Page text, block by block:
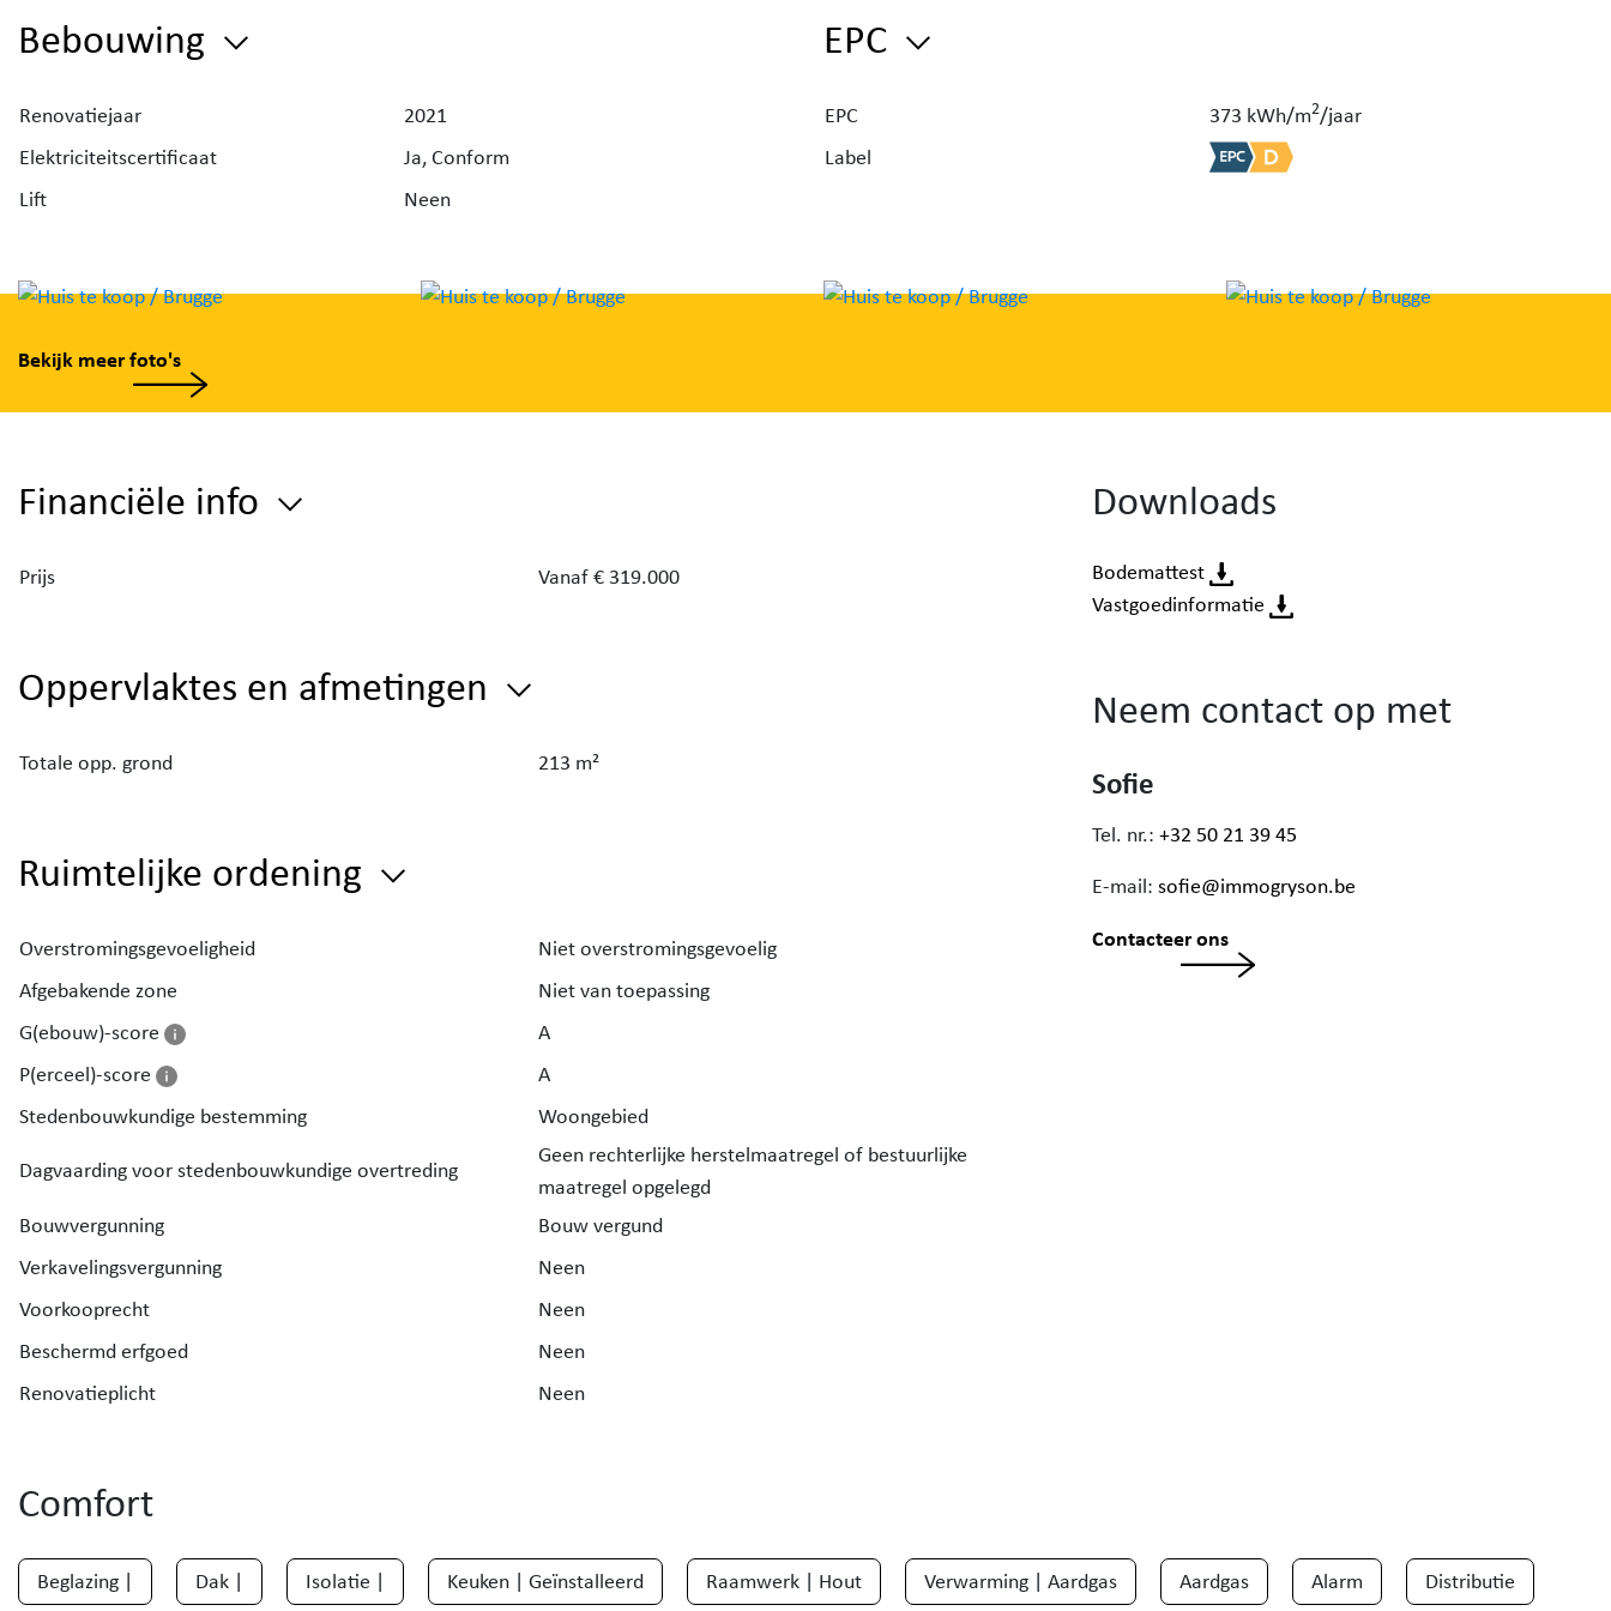
lichtrijke woonkamer, bestaande uit een zithoek +
eethoek. Aansluitend bevindt zich de ingerichte keuken,
ingemaakte kasten. Tot slot beschikt het gelijkvloers over
een praktische berging/wasplaats.
Via de traphal, bereiken we het eerste verdiep. Op de
slaapkamers én een ingerichte badkamer (lavabomeubel,
ligbad).
Vervolgens bereiken we via dezelfde trappenhal de
tweede verdieping, waar zich nog twee volwaardige
Een grote troef van deze eigendom betreft de zonnige
Bebouwing
Renovatiejaar
2021
Elektriciteitscertificaat
Ja, Conform
Lift
Neen
EPC
EPC 373 kWh/m2/jaar
Label
Bekijk meer foto's
Financiële info
Prijs Vanaf € 319.000
Oppervlaktes en afmetingen
Totale opp. grond 213 m²
Ruimtelijke ordening
Overstromingsgevoeligheid
Niet overstromingsgevoelig
Afgebakende zone
Niet van toepassing
G(ebouw)-score
A
P(erceel)-score
A
Stedenbouwkundige bestemming
Woongebied
Dagvaarding voor stedenbouwkundige overtreding
Geen rechterlijke herstelmaatregel of bestuurlijke
maatregel opgelegd
Bouwvergunning
Bouw vergund
Verkavelingsvergunning
Neen
Voorkooprecht
Neen
Beschermd erfgoed
Neen
Renovatieplicht
Neen
Downloads
Bodemattest
Vastgoedinformatie
Neem contact op met
Sofie
Tel. nr.: +32 50 21 39 45
E-mail: sofie@immogryson.be
Contacteer ons
Comfort
Beglazing | Dak | Isolatie | Keuken | Geïnstalleerd Raamwerk | Hout Verwarming | Aardgas Aardgas Alarm Distributie